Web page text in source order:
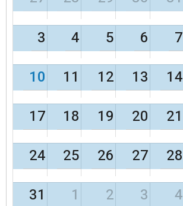
3
4 5 6 7
10
11 12 13 14
17
18 19 20 21
24
25 26 27 28
31
1 2 3 4